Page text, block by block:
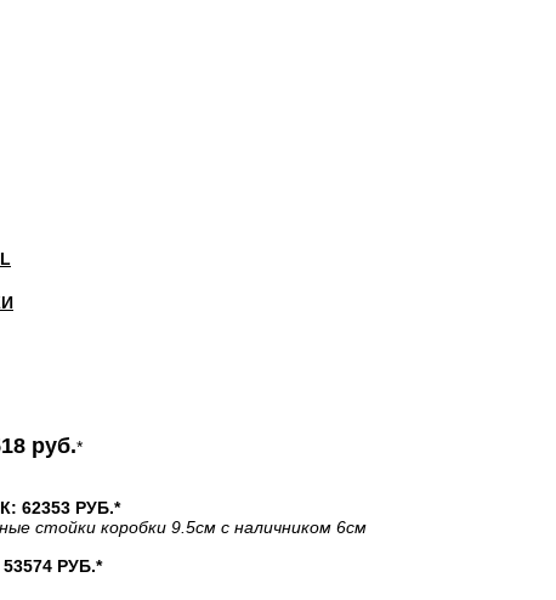
руб.*
62353 РУБ.*
стойки коробки 9.5см с наличником 6см
РУБ.*